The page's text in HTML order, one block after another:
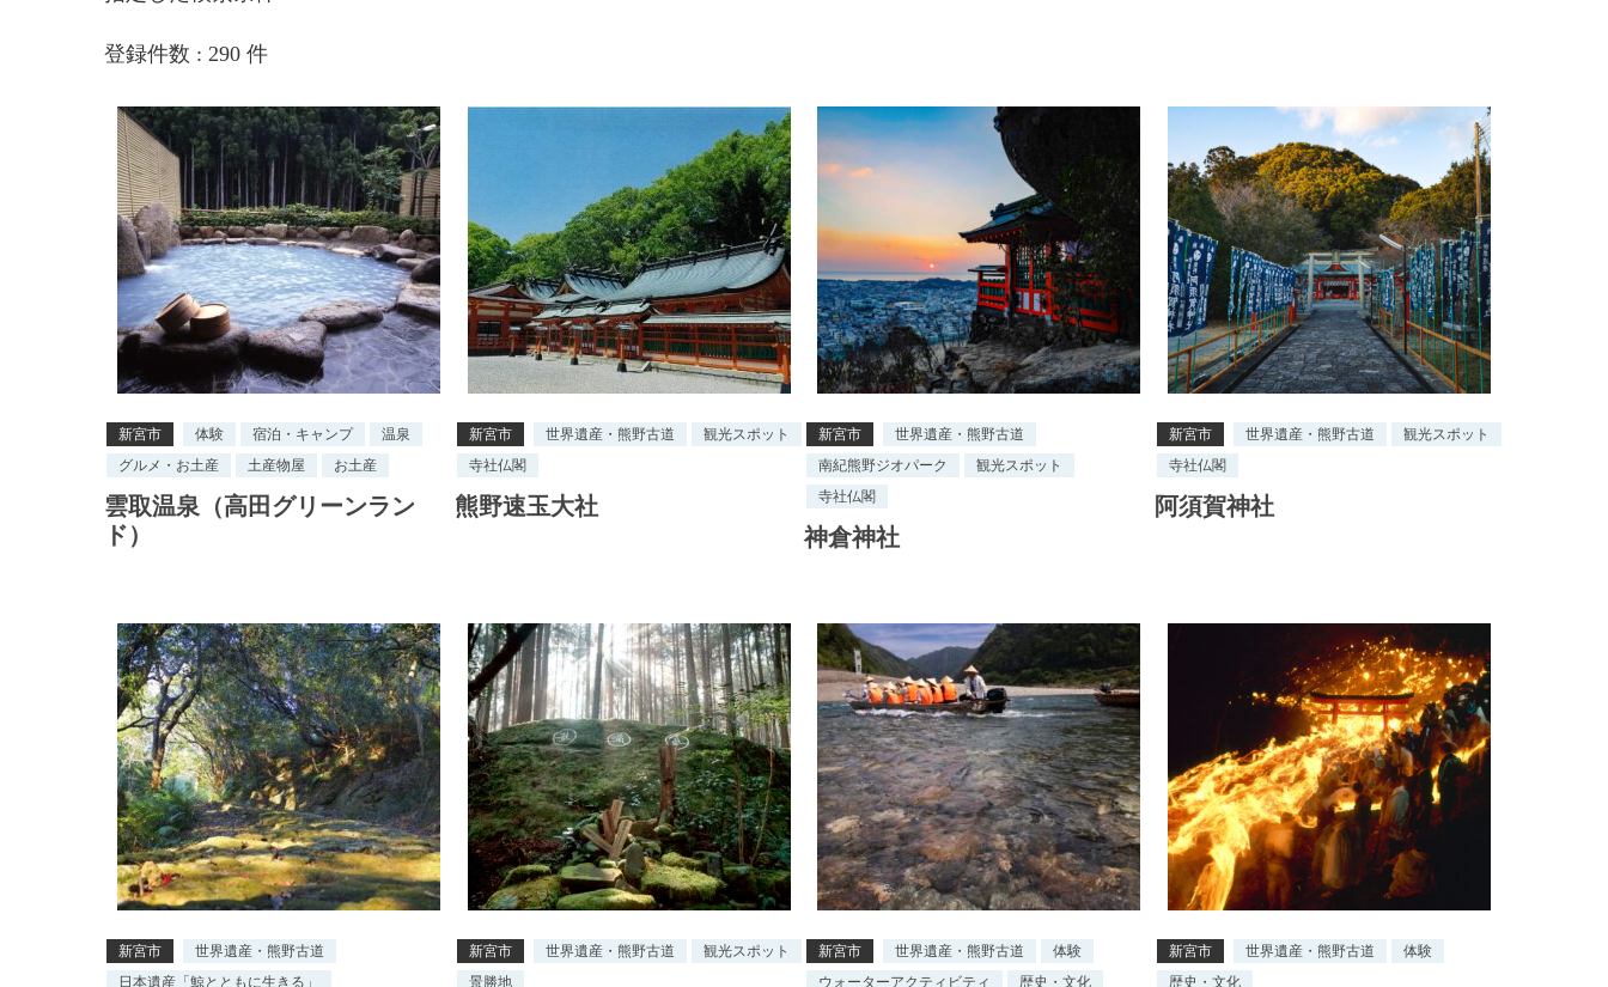
登録件数 : 290 件
新宮市 体験 宿泊・キャンプ
温泉
グルメ・お土産
土産物屋 お土産
雲取温泉（高田グリーンラン
ド）
新宮市 世界遺産・熊野古道
観光スポット
寺社仏閣
熊野速玉大社
新宮市
世界遺産・熊野古道
南紀熊野ジオパーク
観光スポット
寺社仏閣
神倉神社
新宮市 世界遺産・熊野古道
観光スポット
寺社仏閣
阿須賀神社
新宮市
世界遺産・熊野古道
日本遺産「鯨とともに生きる」
新宮市 世界遺産・熊野古道
観光スポット
景勝地
新宮市 世界遺産・熊野古道
体験
ウォーターアクティビティ
歴史・文化
新宮市 世界遺産・熊野古道
体験
歴史・文化